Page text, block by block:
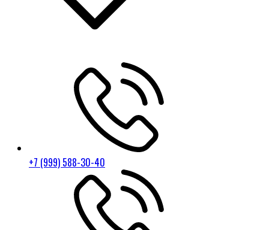
+7 (999) 588-30-40